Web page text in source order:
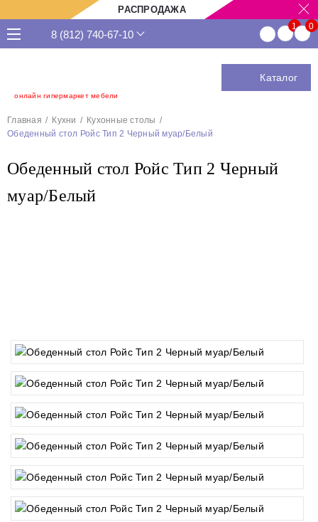
РАСПРОДАЖА
онлайн гипермаркет мебели
8 (812) 740-67-10
Каталог
Главная Кухни
Кухонные столы
Обеденный стол Ройс Тип 2 Черный муар/Белый
Обеденный стол Ройс Тип 2 Черный
муар/Белый